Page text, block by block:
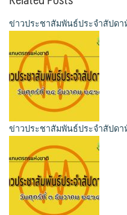
ข่าวประชาสัมพันธ์ประจำสัปด
ข่าวประชาสัมพันธ์ประจำสัปด